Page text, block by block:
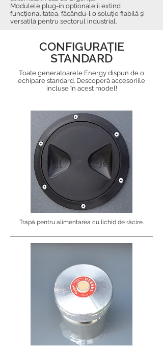
Modulele plug-in opționale îi extind
funcționalitatea, făcându-l o soluție fiabilă și
versatilă pentru sectorul industrial.
CONFIGURAȚIE
STANDARD
Toate generatoarele Energy dispun de o
echipare standard. Descoperă accesoriile
incluse în acest model!
Trapă pentru alimentarea cu lichid de răcire.